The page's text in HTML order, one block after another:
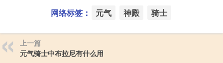
网络标签： 元气 神殿 骑士
上一篇
元气骑士中布拉尼有什么用